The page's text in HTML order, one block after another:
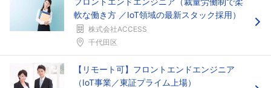
軟な働き方 ／IoT領域の最新スタック採用）
株式会社ACCESS
千代田区
【リモート可】フロントエンドエンジニア
（IoT事業／東証プライム上場）